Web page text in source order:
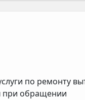
по ремонту
при обращении